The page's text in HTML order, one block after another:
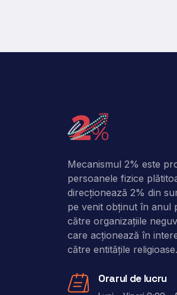
Mecanismul 2% este
persoanele fizice
direcţionează 2% din
pe venit obţinut în anul
către organizaţiile
care acţionează în
către entitățile religioase.
Orarul de lucru